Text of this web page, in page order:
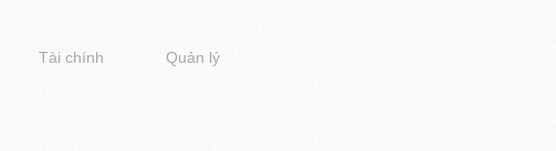
Tài chính Quản lý